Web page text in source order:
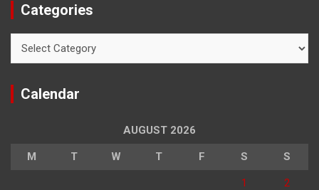
Categories
Calendar
AUGUST 2026
M T W T F S S
1 2